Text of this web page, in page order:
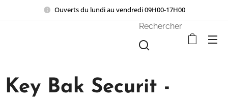
Ouverts du lundi au vendredi 09H00-17H00
Rechercher
Key Bak Securit -